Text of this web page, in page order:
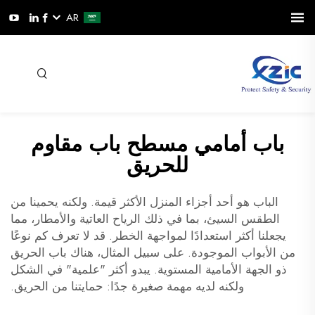
AR
باب أمامي مسطح باب مقاوم
للحريق
الباب هو أحد أجزاء المنزل الأكثر قيمة. ولكنه يحمينا من
الطقس السيئ، بما في ذلك الرياح العاتية والأمطار، مما
يجعلنا أكثر استعدادًا لمواجهة الخطر. قد لا تعرف كم نوعًا
من الأبواب الموجودة. على سبيل المثال، هناك باب الحريق
ذو الجهة الأمامية المستوية. يبدو أكثر "علمية" في الشكل
ولكنه لديه مهمة صغيرة جدًا: حمايتنا من الحريق.